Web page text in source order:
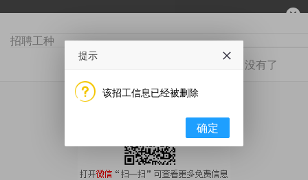
招聘工种
项目地区
没有了
提示
该招工信息已经被删除
确定